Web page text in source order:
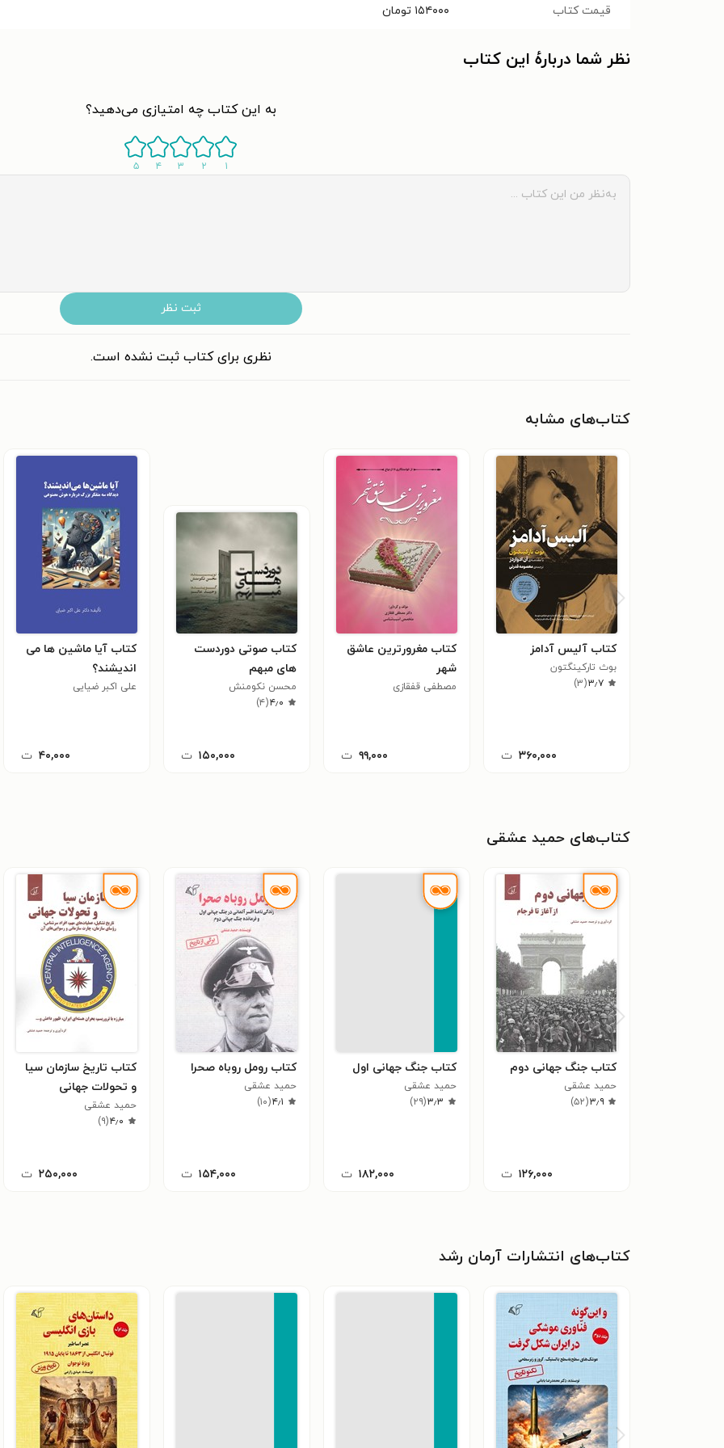
قیمت کتاب ۱۵۴۰۰۰ تومان
نظر شما دربارهٔ این کتاب
به این کتاب چه امتیازی می‌دهید؟
۱ ۲ ۳ ۴ ۵
ثبت نظر
نظری برای کتاب ثبت نشده است.
کتاب‌های مشابه
کتاب آلیس آدامز
بوث تارکینگتون
۳٫۷(۳)
۳۶۰,۰۰۰ ت
کتاب مغرورترین عاشق
شهر
مصطفی قفقازی
۹۹,۰۰۰ ت
کتاب صوتی دوردست‌
های مبهم
محسن نکومنش
۴٫۰(۴)
۱۵۰,۰۰۰ ت
کتاب آیا ماشین ها می
اندیشند؟
علی اکبر ضیایی
۴۰,۰۰۰ ت
کتاب‌های حمید عشقی
کتاب جنگ جهانی دوم
حمید عشقی
۳٫۹(۵۲)
۱۲۶,۰۰۰ ت
کتاب جنگ جهانی اول
حمید عشقی
۳٫۳(۲۹)
۱۸۲,۰۰۰ ت
کتاب رومل روباه صحرا
حمید عشقی
۴٫۱(۱۰)
۱۵۴,۰۰۰ ت
کتاب تاریخ سازمان سیا
و تحولات جهانی
حمید عشقی
۴٫۰(۹)
۲۵۰,۰۰۰ ت
کتاب‌های انتشارات آرمان رشد